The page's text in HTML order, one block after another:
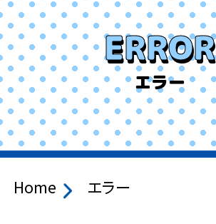
ERROR
エラー
Home エラー